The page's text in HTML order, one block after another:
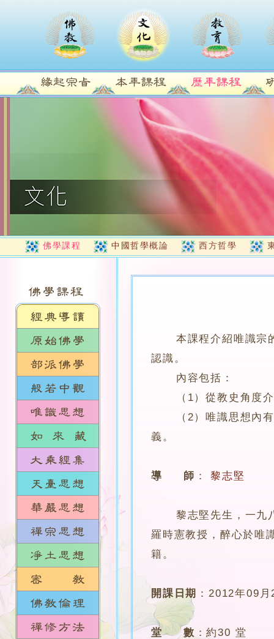
佛學課程 中國哲學概論 西方哲學
本課程介紹唯識宗
認識。
內容包括：
（1）從教史角度介
（2）唯識思想內有
義。
導 師 ： 黎志堅
黎志堅先生，一九八
羅時憲教授，醉心於唯
籍。
開課日期 ：2012年09月
堂 數 ：約30 堂